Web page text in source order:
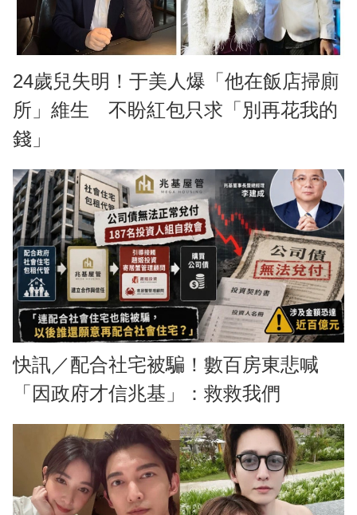
24歲兒失明！于美人爆「他在飯店掃廁
所」維生 不盼紅包只求「別再花我的
錢」
快訊／配合社宅被騙！數百房東悲喊
「因政府才信兆基」：救救我們